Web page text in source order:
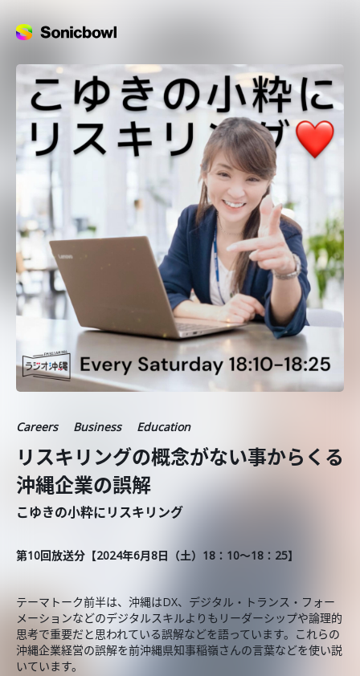
Careers Business Education
リスキリングの概念がない事からくる
沖縄企業の誤解
こゆきの小粋にリスキリング
第10回放送分【2024年6月8日（土）18：10～18：25】
テーマトーク前半は、沖縄はDX、デジタル・トランス・フォー
メーションなどのデジタルスキルよりもリーダーシップや論理的
思考で重要だと思われている誤解などを語っています。これらの
沖縄企業経営の誤解を前沖縄県知事稲嶺さんの言葉などを使い説
いています。